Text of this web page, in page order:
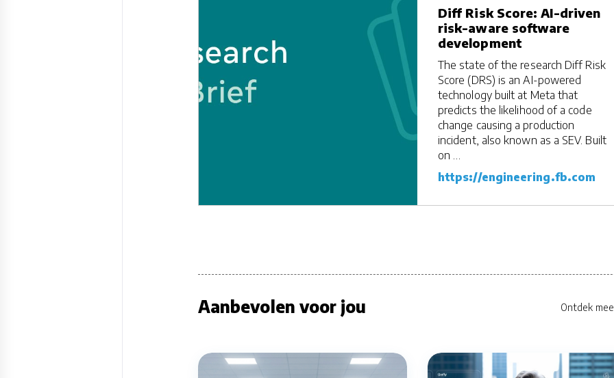
Diff Risk Score: AI-driven
risk-aware software
development
The state of the research Diff Risk
Score (DRS) is an AI-powered
technology built at Meta that
predicts the likelihood of a code
change causing a production
incident, also known as a SEV. Built
on …
https://engineering.fb.com
Aanbevolen voor jou Ontdek